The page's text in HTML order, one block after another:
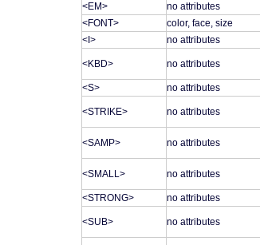
<EM>
no attributes
<FONT>
color, face, size
<I>
no attributes
<KBD> no attributes
<S> no attributes
<STRIKE> no attributes
<SAMP> no attributes
<SMALL> no attributes
<STRONG> no attributes
<SUB> no attributes